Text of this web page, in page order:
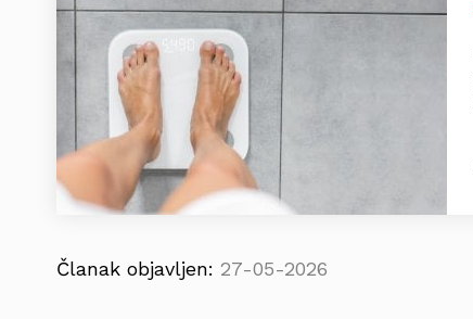
Članak objavljen: 27-05-2026